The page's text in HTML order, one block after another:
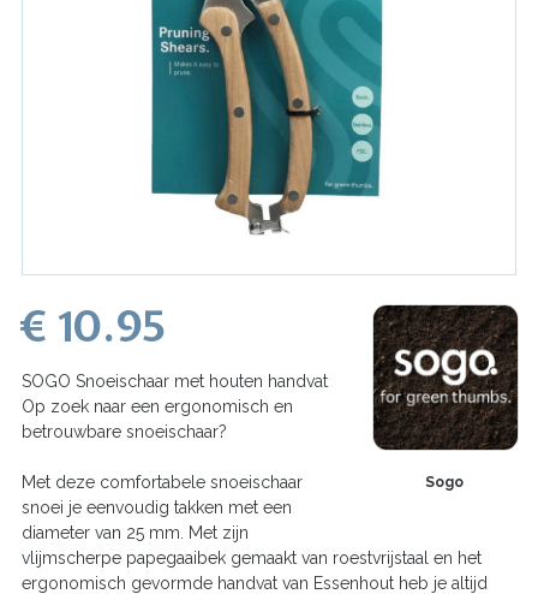
Sogo
€ 10.95
SOGO Snoeischaar met houten handvat
Op zoek naar een ergonomisch en
betrouwbare snoeischaar?
Met deze comfortabele snoeischaar
snoei je eenvoudig takken met een
diameter van 25 mm. Met zijn
vlijmscherpe papegaaibek gemaakt van roestvrijstaal en het
ergonomisch gevormde handvat van Essenhout heb je altijd